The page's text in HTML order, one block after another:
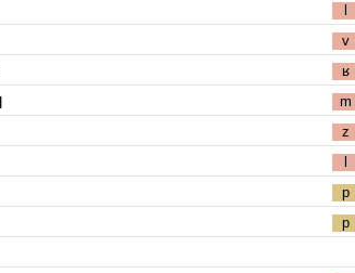
l
v
ʁ
m
z
l
p
p